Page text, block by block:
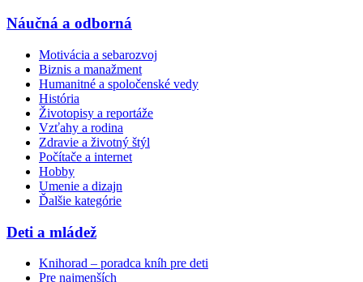
Náučná a odborná
Motivácia a sebarozvoj
Biznis a manažment
Humanitné a spoločenské vedy
História
Životopisy a reportáže
Vzťahy a rodina
Zdravie a životný štýl
Počítače a internet
Hobby
Umenie a dizajn
Ďalšie kategórie
Deti a mládež
Knihorad – poradca kníh pre deti
Pre najmenších